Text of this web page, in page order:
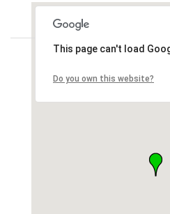
Loading...
This page can't load
Do you own this website?